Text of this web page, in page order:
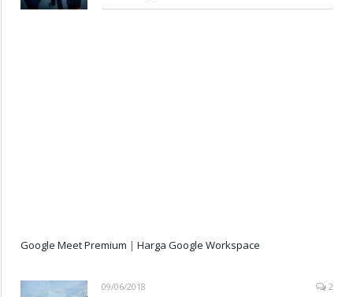
Google Meet Premium | Harga Google Workspace
09/06/2018 2